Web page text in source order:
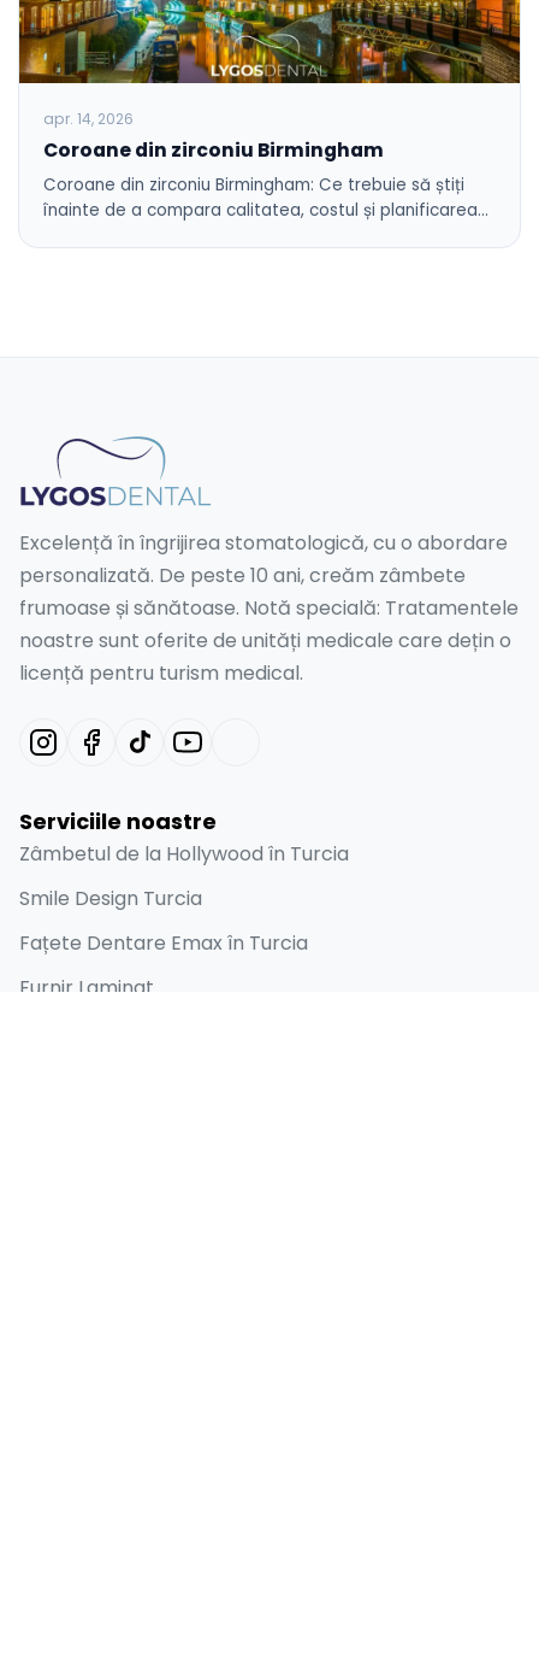
apr. 14, 2026
Coroane din zirconiu Birmingham
Coroane din zirconiu Birmingham: Ce trebuie să știți
înainte de a compara calitatea, costul și planificarea…
Excelență în îngrijirea stomatologică, cu o abordare
personalizată. De peste 10 ani, creăm zâmbete
frumoase și sănătoase. Notă specială: Tratamentele
noastre sunt oferite de unități medicale care dețin o
licență pentru turism medical.
Serviciile noastre
Zâmbetul de la Hollywood în Turcia
Smile Design Turcia
Fațete Dentare Emax în Turcia
Furnir Laminat